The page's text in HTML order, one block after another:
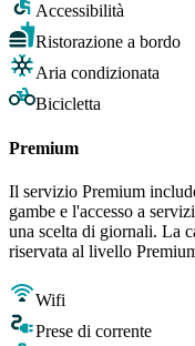
Accessibilità
Ristorazione a bordo
Aria condizionata
Bicicletta
Premium
Il servizio Premium
gambe e l'accesso a
una scelta di giornali. La
riservata al livello
Wifi
Prese di corrente